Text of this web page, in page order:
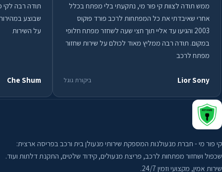
ממש תודה לצוות קי פור מי, נתקעתי בלי מפתח בכלל
אחרי שאיבדתי את כל המפתחות לרכב פורד פוקוס
2003 והגיעו עד אליי תוך חצי שעה לשחזר מפתח חלופי
במקום. תודה רבה ממליץ מאוד לכולם על שירות שחזור
מפתח לרכב
Lior Sony ביקורת גוגל
תודה רבה לקי
שבוצע
על השירות
Che Shum
קי פור מי - חברת מנעולנות המספקת שירותי מנעולן בית ורכב בפריסה ארצית:
שכפול ושחזור מפתחות לרכב, פריצת מנעולים, קידוד שלטים, התקנת דלתות ועוד.
שירות אמין, מקצועי וזמין 24/7.